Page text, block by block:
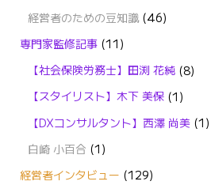
経営者のための豆知識(46)
専門家監修記事(11)
【社会保険労務士】田渕 花純 (8)
【スタイリスト】木下 美保 (1)
【DXコンサルタント】西澤 尚美 (1)
白崎 小百合 (1)
経営者インタビュー (129)